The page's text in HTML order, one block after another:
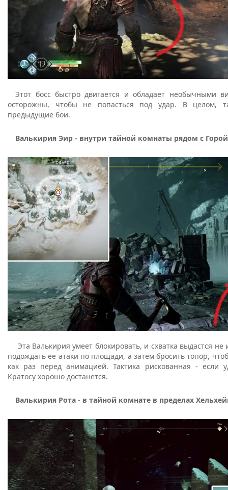
Этот босс быстро двигается и обладает необычными
осторожны, чтобы не попасться под удар. В целом,
предыдущие бои.
Валькирия Эир - внутри тайной комнаты рядом с
Эта Валькирия умеет блокировать, и схватка выдастся не
подождать ее атаки по площади, а затем бросить топор,
как раз перед анимацией. Тактика рискованная - если
Кратосу хорошо достанется.
Валькирия Рота - в тайной комнате в пределах